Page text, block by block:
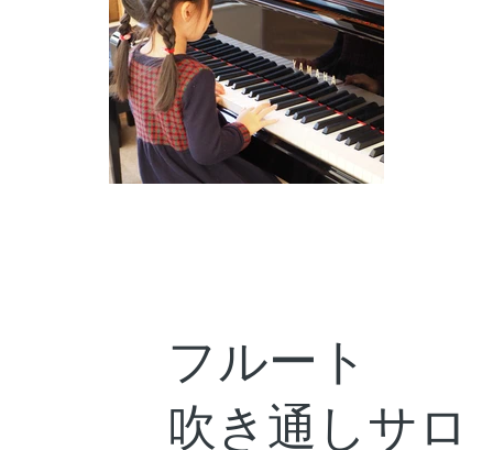
フルート
​吹き通しサロ